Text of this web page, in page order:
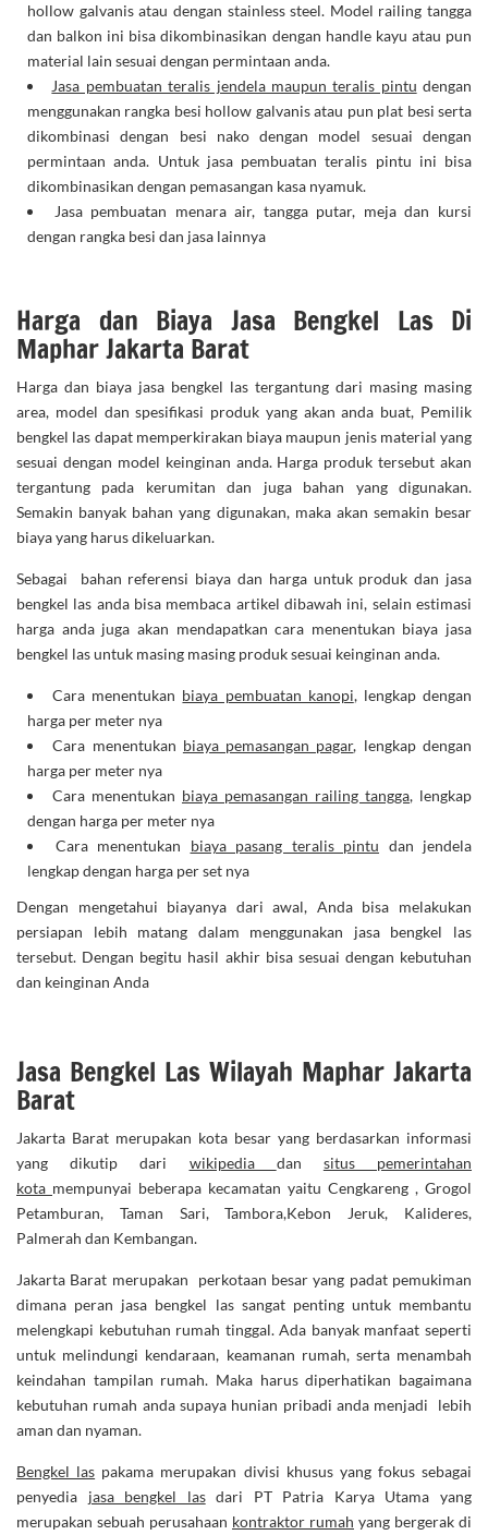
hollow galvanis atau dengan stainless steel. Model railing tangga
dan balkon ini bisa dikombinasikan dengan handle kayu atau pun
material lain sesuai dengan permintaan anda.
Jasa pembuatan teralis jendela maupun teralis pintu dengan
menggunakan rangka besi hollow galvanis atau pun plat besi serta
dikombinasi dengan besi nako dengan model sesuai dengan
permintaan anda. Untuk jasa pembuatan teralis pintu ini bisa
dikombinasikan dengan pemasangan kasa nyamuk.
Jasa pembuatan menara air, tangga putar, meja dan kursi
dengan rangka besi dan jasa lainnya
Harga dan Biaya Jasa Bengkel Las Di
Maphar Jakarta Barat
Harga dan biaya jasa bengkel las tergantung dari masing masing
area, model dan spesifikasi produk yang akan anda buat, Pemilik
bengkel las dapat memperkirakan biaya maupun jenis material yang
sesuai dengan model keinginan anda. Harga produk tersebut akan
tergantung pada kerumitan dan juga bahan yang digunakan.
Semakin banyak bahan yang digunakan, maka akan semakin besar
biaya yang harus dikeluarkan.
Sebagai bahan referensi biaya dan harga untuk produk dan jasa
bengkel las anda bisa membaca artikel dibawah ini, selain estimasi
harga anda juga akan mendapatkan cara menentukan biaya jasa
bengkel las untuk masing masing produk sesuai keinginan anda.
Cara menentukan biaya pembuatan kanopi, lengkap dengan
harga per meter nya
Cara menentukan biaya pemasangan pagar, lengkap dengan
harga per meter nya
Cara menentukan biaya pemasangan railing tangga, lengkap
dengan harga per meter nya
Cara menentukan biaya pasang teralis pintu dan jendela
lengkap dengan harga per set nya
Dengan mengetahui biayanya dari awal, Anda bisa melakukan
persiapan lebih matang dalam menggunakan jasa bengkel las
tersebut. Dengan begitu hasil akhir bisa sesuai dengan kebutuhan
dan keinginan Anda
Jasa Bengkel Las Wilayah Maphar Jakarta
Barat
Jakarta Barat merupakan kota besar yang berdasarkan informasi
yang dikutip dari wikipedia dan situs pemerintahan
kota mempunyai beberapa kecamatan yaitu Cengkareng , Grogol
Petamburan, Taman Sari, Tambora,Kebon Jeruk, Kalideres,
Palmerah dan Kembangan.
Jakarta Barat merupakan perkotaan besar yang padat pemukiman
dimana peran jasa bengkel las sangat penting untuk membantu
melengkapi kebutuhan rumah tinggal. Ada banyak manfaat seperti
untuk melindungi kendaraan, keamanan rumah, serta menambah
keindahan tampilan rumah. Maka harus diperhatikan bagaimana
kebutuhan rumah anda supaya hunian pribadi anda menjadi lebih
aman dan nyaman.
Bengkel las pakama merupakan divisi khusus yang fokus sebagai
penyedia jasa bengkel lasdari PT Patria Karya Utama yang
merupakan sebuah perusahaan kontraktor rumah yang bergerak di